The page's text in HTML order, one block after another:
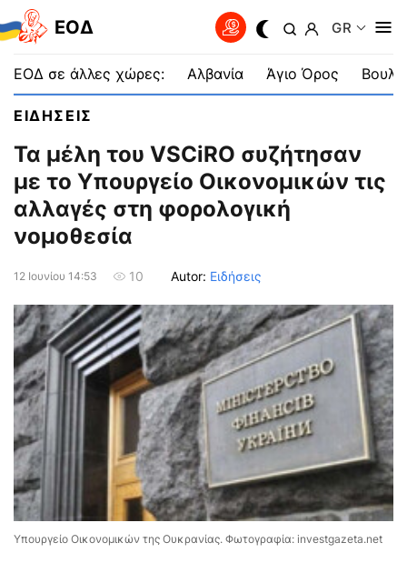
EOΔ GR
ΕΟΔ σε άλλες χώρες: Αλβανία Άγιο Όρος
ΕΙΔΗΣΕΙΣ
Τα μέλη του VSCiRO συζήτησαν
με το Υπουργείο Οικονομικών τις
αλλαγές στη φορολογική
νομοθεσία
12 Ιουνίου 14:53 10 Autor: Ειδήσεις
Υπουργείο Οικονομικών της Ουκρανίας. Φωτογραφία: investgazeta.net